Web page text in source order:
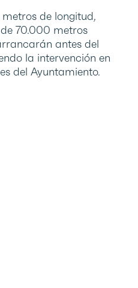
de longitud,
70.000 metros
antes del
la intervención en
del Ayuntamiento.